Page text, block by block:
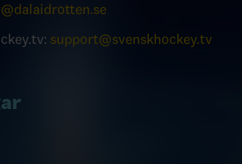
support@svenskhockey.tv